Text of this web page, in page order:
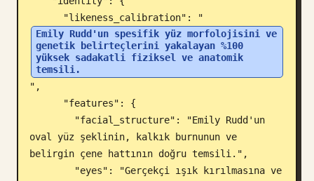
Güncellemeler
      "likeness_calibration": "
Emily Rudd'un spesifik yüz morfolojisini ve
genetik belirteçlerini yakalayan %100
yüksek sadakatli fiziksel ve anatomik
temsili.
",
oval yüz şeklinin, kalkık burnunun ve
belirgin çene hattının doğru temsili.",